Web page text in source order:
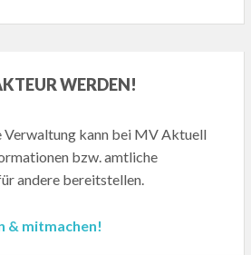
WERDEN!
Verwaltung kann bei MV Aktuell
bzw. amtliche
andere bereitstellen.
& mitmachen!